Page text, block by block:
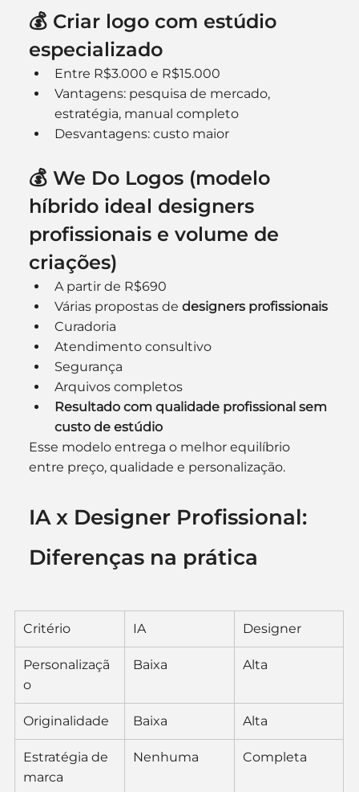
💰 Criar logo com estúdio
especializado
Entre R$3.000 e R$15.000
Vantagens: pesquisa de mercado,
estratégia, manual completo
Desvantagens: custo maior
💰 We Do Logos (modelo
híbrido ideal designers
profissionais e volume de
criações)
A partir de R$690
Várias propostas de designers profissionais
Curadoria
Atendimento consultivo
Segurança
Arquivos completos
Resultado com qualidade profissional sem
custo de estúdio
Esse modelo entrega o melhor equilíbrio
entre preço, qualidade e personalização.
IA x Designer Profissional:
Diferenças na prática
Critério IA Designer
Personalizaçã
o
Baixa Alta
Originalidade Baixa Alta
Estratégia de
marca
Nenhuma Completa